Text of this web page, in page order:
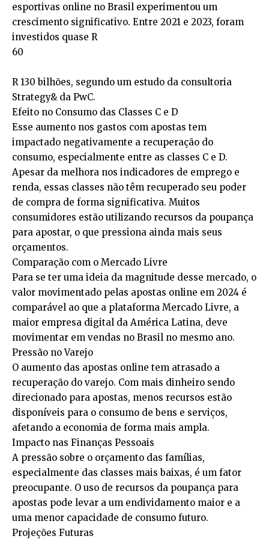
esportivas online no Brasil experimentou um
crescimento significativo. Entre 2021 e 2023, foram
investidos quase R
60
R 130 bilhões, segundo um estudo da consultoria
Strategy& da PwC.
Efeito no Consumo das Classes C e D
Esse aumento nos gastos com apostas tem
impactado negativamente a recuperação do
consumo, especialmente entre as classes C e D.
Apesar da melhora nos indicadores de emprego e
renda, essas classes não têm recuperado seu poder
de compra de forma significativa. Muitos
consumidores estão utilizando recursos da poupança
para apostar, o que pressiona ainda mais seus
orçamentos.
Comparação com o Mercado Livre
Para se ter uma ideia da magnitude desse mercado, o
valor movimentado pelas apostas online em 2024 é
comparável ao que a plataforma Mercado Livre, a
maior empresa digital da América Latina, deve
movimentar em vendas no Brasil no mesmo ano.
Pressão no Varejo
O aumento das apostas online tem atrasado a
recuperação do varejo. Com mais dinheiro sendo
direcionado para apostas, menos recursos estão
disponíveis para o consumo de bens e serviços,
afetando a economia de forma mais ampla.
Impacto nas Finanças Pessoais
A pressão sobre o orçamento das famílias,
especialmente das classes mais baixas, é um fator
preocupante. O uso de recursos da poupança para
apostas pode levar a um endividamento maior e a
uma menor capacidade de consumo futuro.
Projeções Futuras